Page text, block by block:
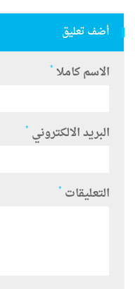
أضف تعليق
الاسم كاملا *
البريد الالكتروني *
التعليقات *